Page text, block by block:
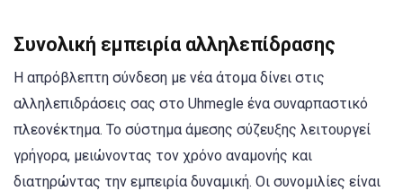
Συνολική εμπειρία αλληλεπίδρασης
Η απρόβλεπτη σύνδεση με νέα άτομα δίνει στις
αλληλεπιδράσεις σας στο Uhmegle ένα συναρπαστικό
πλεονέκτημα. Το σύστημα άμεσης σύζευξης λειτουργεί
γρήγορα, μειώνοντας τον χρόνο αναμονής και
διατηρώντας την εμπειρία δυναμική. Οι συνομιλίες είναι